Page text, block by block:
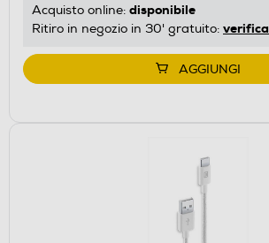
Acquisto online: disponibile
Ritiro in negozio in 30' gratuito: verifica
AGGIUNGI